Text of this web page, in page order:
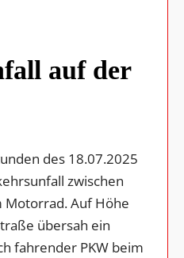
auf der
des 18.07.2025
zwischen
Motorrad. Auf Höhe
übersah ein
fahrender PKW beim